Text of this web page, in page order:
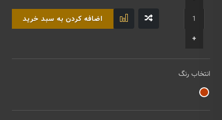
اضافه کردن به سبد خرید
انتخاب رنگ